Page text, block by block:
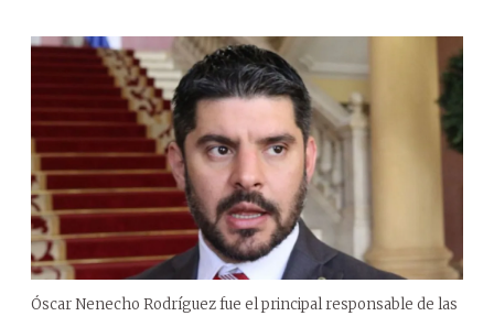
Óscar Nenecho Rodríguez fue el principal responsable de las